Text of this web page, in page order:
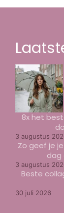
8x het
3 augustus
Zo geef je
dag
3 augustus
Beste
30 juli 2026